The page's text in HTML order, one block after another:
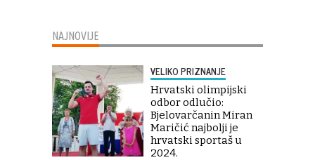
NAJNOVIJE
VELIKO PRIZNANJE
Hrvatski olimpijski
odbor odlučio:
Bjelovarčanin Miran
Maričić najbolji je
hrvatski sportaš u
2024.